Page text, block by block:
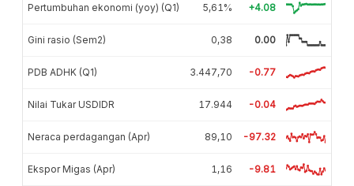
Pertumbuhan ekonomi (yoy) (Q1) 5,61% +4.08
Gini rasio (Sem2) 0,38 0.00
PDB ADHK (Q1) 3.447,70 -0.77
Nilai Tukar USDIDR 17.944 -0.04
Neraca perdagangan (Apr) 89,10 -97.32
Ekspor Migas (Apr) 1,16 -9.81